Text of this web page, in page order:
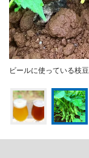
ビールに使っている枝